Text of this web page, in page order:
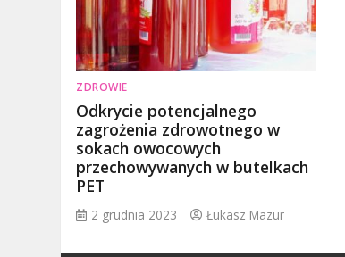
ZDROWIE
Odkrycie potencjalnego
zagrożenia zdrowotnego w
sokach owocowych
przechowywanych w butelkach
PET
2 grudnia 2023 Łukasz Mazur